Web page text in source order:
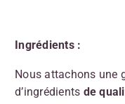
Ingrédients :
Nous attachons une
d’ingrédients de